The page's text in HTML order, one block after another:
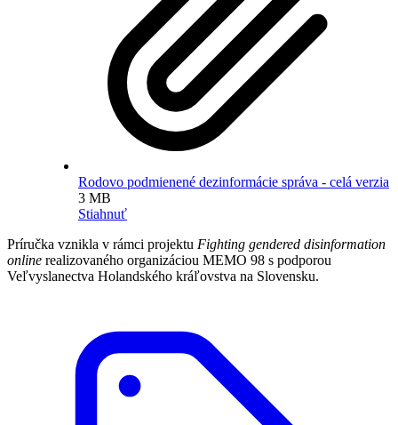
Rodovo podmienené dezinformácie správa - celá verzia
3 MB
Stiahnuť
Príručka vznikla v rámci projektu Fighting gendered disinformation
online realizovaného organizáciou MEMO 98 s podporou
Veľvyslanectva Holandského kráľovstva na Slovensku.